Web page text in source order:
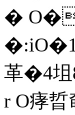
�
革�4
r O痚晢